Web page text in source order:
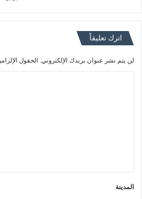
اترك تعليقاً
لن يتم نشر عنوان بريدك الإلكتروني. الحقول
المدينة